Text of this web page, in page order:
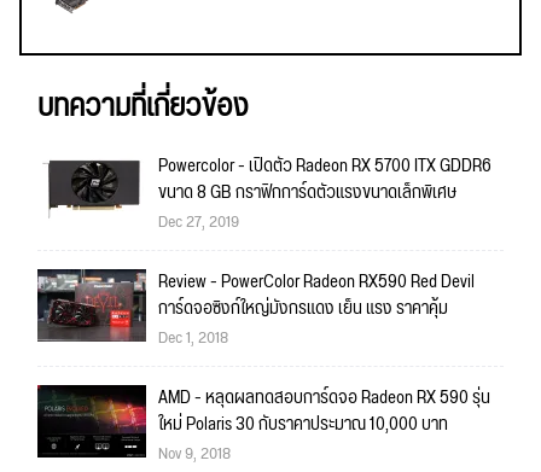
บทความที่เกี่ยวข้อง
Powercolor - เปิดตัว Radeon RX 5700 ITX GDDR6
ขนาด 8 GB กราฟิกการ์ดตัวแรงขนาดเล็กพิเศษ
Dec 27, 2019
Review - PowerColor Radeon RX590 Red Devil
การ์ดจอซิงก์ใหญ่มังกรแดง เย็น แรง ราคาคุ้ม
Dec 1, 2018
AMD - หลุดผลทดสอบการ์ดจอ Radeon RX 590 รุ่น
ใหม่ Polaris 30 กับราคาประมาณ 10,000 บาท
Nov 9, 2018